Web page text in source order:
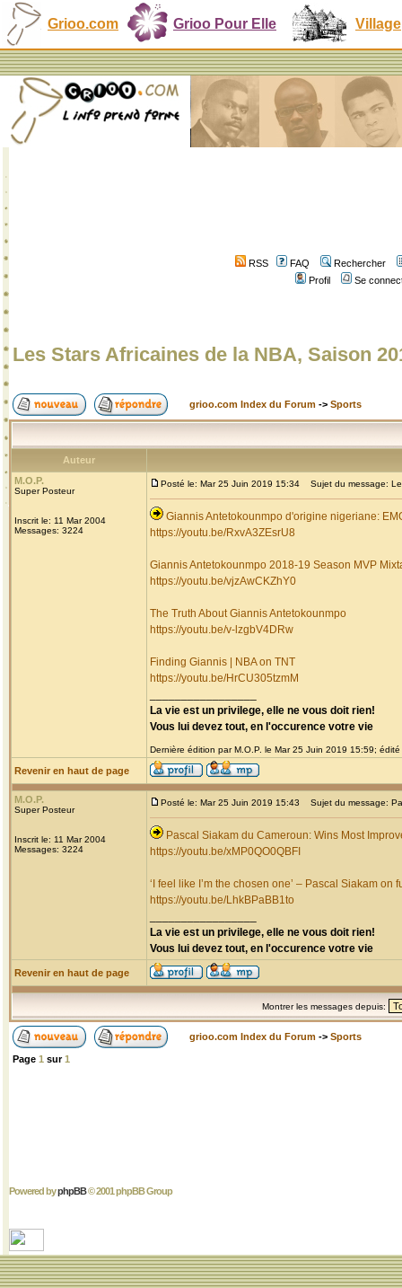
Grioo.com Grioo Pour Elle Village
RSS FAQ
Rechercher
Profil
Se
Les Stars Africaines de la NBA, Saison
grioo.com Index du Forum -> Sports
Auteur
M.O.P.
Super Posteur
Inscrit le: 11 Mar 2004
Messages: 3224
Posté le: Mar 25 Juin 2019 15:34 Sujet du message:
Giannis Antetokounmpo d'origine nigeriane:
https://youtu.be/RxvA3ZEsrU8
Giannis Antetokounmpo 2018-19 Season MVP
https://youtu.be/vjzAwCKZhY0
The Truth About Giannis Antetokounmpo
https://youtu.be/v-lzgbV4DRw
Finding Giannis | NBA on TNT
https://youtu.be/HrCU305tzmM
La vie est un privilege, elle ne vous doit rien!
Vous lui devez tout, en l'occurence votre vie
Dernière édition par M.O.P. le Mar 25 Juin 2019 15:59;
Revenir en haut de page
M.O.P.
Super Posteur
Inscrit le: 11 Mar 2004
Messages: 3224
Posté le: Mar 25 Juin 2019 15:43 Sujet du message:
Pascal Siakam du Cameroun: Wins Most
https://youtu.be/xMP0QO0QBFI
‘I feel like I’m the chosen one’ – Pascal Siakam on
https://youtu.be/LhkBPaBB1to
La vie est un privilege, elle ne vous doit rien!
Vous lui devez tout, en l'occurence votre vie
Revenir en haut de page
Montrer les messages depuis:
grioo.com Index du Forum -> Sports
Page 1 sur1
Powered byphpBB© 2001 phpBB Group